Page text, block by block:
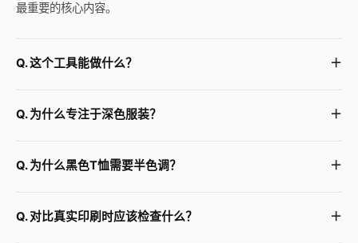
最重要的核心内容。
Q. 这个工具能做什么？
Q. 为什么专注于深色服装？
Q. 为什么黑色T恤需要半色调？
Q. 对比真实印刷时应该检查什么？